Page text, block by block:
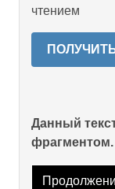
чтением
Данный
фрагментом.